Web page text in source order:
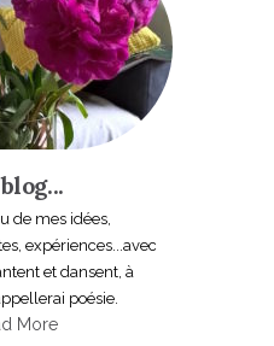
de mes idées,
expériences...avec
et dansent, à
poésie.
More